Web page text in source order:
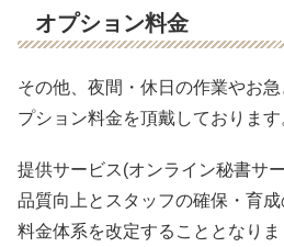
オプション料金
その他、夜間・休日の作業やお
プション料金を頂戴しております
提供サービス(オンライン秘書サ
品質向上とスタッフの確保・育
料金体系を改定することとなりま